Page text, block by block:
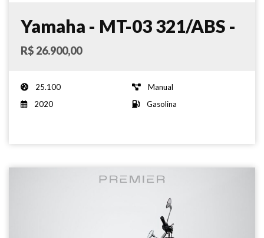
Yamaha - MT-03 321/ABS -
2020
R$ 26.900,00
25.100
Manual
2020
Gasolina